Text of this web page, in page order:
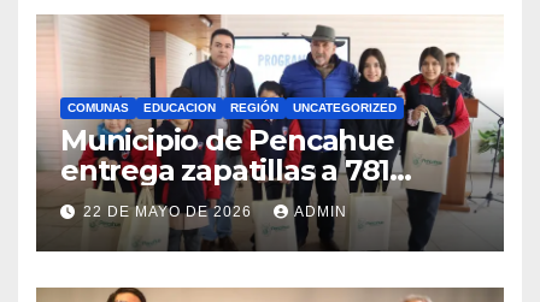
COMUNAS EDUCACION REGIÓN UNCATEGORIZED
Municipio de Pencahue
entrega zapatillas a 781
estudiantes con recursos del
Royalty Minero
22 DE MAYO DE 2026 ADMIN